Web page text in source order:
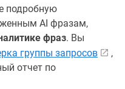
подробную
AI фразам,
фраз. Вы
группы запросов
,
отчет по